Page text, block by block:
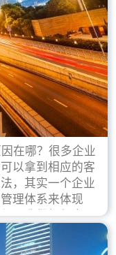
在哪？很多企业
以拿到相应的客
，其实一个企业
理体系来体现
是我们如何去证
这就是ISO9001
就来细说下企业